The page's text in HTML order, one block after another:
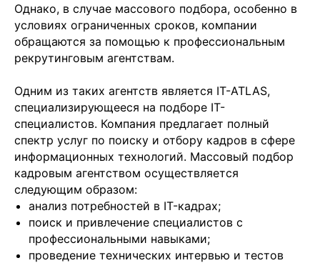
Однако, в случае массового подбора, особенно в
условиях ограниченных сроков, компании
обращаются за помощью к профессиональным
рекрутинговым агентствам.
Одним из таких агентств является IT-ATLAS,
специализирующееся на подборе IT-
специалистов. Компания предлагает полный
спектр услуг по поиску и отбору кадров в сфере
информационных технологий. Массовый подбор
кадровым агентством осуществляется
следующим образом:
анализ потребностей в IT-кадрах;
поиск и привлечение специалистов с
профессиональными навыками;
проведение технических интервью и тестов